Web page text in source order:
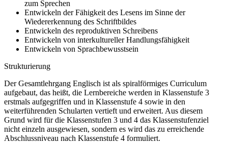
zum Sprechen
Entwickeln der Fähigkeit des Lesens im Sinne der
Wiedererkennung des Schriftbildes
Entwickeln des reproduktiven Schreibens
Entwickeln von interkultureller Handlungsfähigkeit
Entwickeln von Sprachbewusstsein
Strukturierung
Der Gesamtlehrgang Englisch ist als spiralförmiges Curriculum
aufgebaut, das heißt, die Lernbereiche werden in Klassenstufe 3
erstmals aufgegriffen und in Klassenstufe 4 sowie in den
weiterführenden Schularten vertieft und erweitert. Aus diesem
Grund wird für die Klassenstufen 3 und 4 das Klassenstufenziel
nicht einzeln ausgewiesen, sondern es wird das zu erreichende
Abschlussniveau nach Klassenstufe 4 formuliert.